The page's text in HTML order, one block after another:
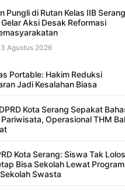
Pungli di Rutan Kelas IIB
Aksi Desak Reformasi
3 Agustus 2026
Portable: Hakim Reduksi
Jadi Kesalahan Biasa
Kota Serang Sepakat
Operasional THM
Kota Serang: Siswa Tak Lolos
Bisa Sekolah Lewat Program
Swasta